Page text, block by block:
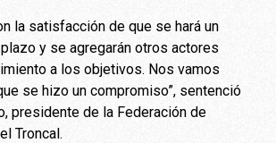
la satisfacción de que se hará un
y se agregarán otros actores
a los objetivos. Nos vamos
se hizo un compromiso”, sentenció
presidente de la Federación de
Troncal.